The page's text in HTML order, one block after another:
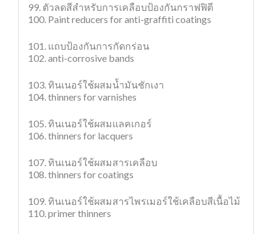
99. ตัวลดสีสำหรับการเคลือบป้องกันกราฟฟิตี
100. Paint reducers for anti-graffiti coatings
101. แถบป้องกันการกัดกร่อน
102. anti-corrosive bands
103. ทินเนอร์ใช้ผสมน้ำมันชักเงา
104. thinners for varnishes
105. ทินเนอร์ใช้ผสมแลคเกอร์
106. thinners for lacquers
107. ทินเนอร์ใช้ผสมสารเคลือบ
108. thinners for coatings
109. ทินเนอร์ใช้ผสมสารไพรเมอร์ใช้เคลือบสีเนื้อไม้
110. primer thinners